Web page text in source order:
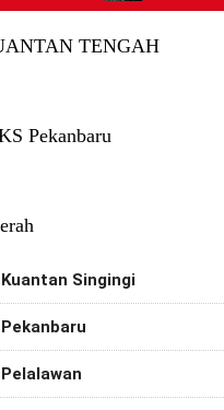
Dijerat
TENGAH
Pekanbaru
Kuantan Singingi
Pekanbaru
Pelalawan